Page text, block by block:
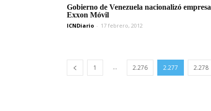
Gobierno de Venezuela nacionalizó empresa
Exxon Móvil
ICNDiario - 17 febrero, 2012
1 ... 2.276 2.277 2.278